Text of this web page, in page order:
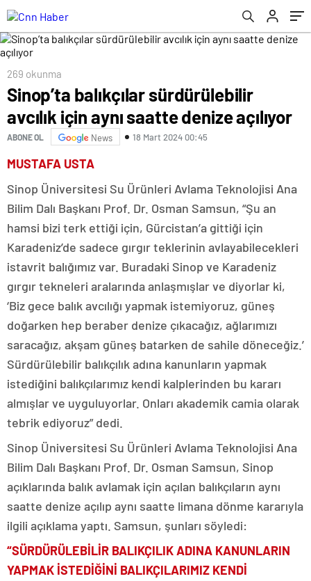
269 okunma
Sinop’ta balıkçılar sürdürülebilir
avcılık için aynı saatte denize açılıyor
ABONE OL News 18 Mart 2024 00:45
MUSTAFA USTA
Sinop Üniversitesi Su Ürünleri Avlama Teknolojisi Ana
Bilim Dalı Başkanı Prof. Dr. Osman Samsun, “Şu an
hamsi bizi terk ettiği için, Gürcistan’a gittiği için
Karadeniz’de sadece gırgır teklerinin avlayabilecekleri
istavrit balığımız var. Buradaki Sinop ve Karadeniz
gırgır tekneleri aralarında anlaşmışlar ve diyorlar ki,
‘Biz gece balık avcılığı yapmak istemiyoruz, güneş
doğarken hep beraber denize çıkacağız, ağlarımızı
saracağız, akşam güneş batarken de sahile döneceğiz.’
Sürdürülebilir balıkçılık adına kanunların yapmak
istediğini balıkçılarımız kendi kalplerinden bu kararı
almışlar ve uyguluyorlar. Onları akademik camia olarak
tebrik ediyoruz” dedi.
Sinop Üniversitesi Su Ürünleri Avlama Teknolojisi Ana
Bilim Dalı Başkanı Prof. Dr. Osman Samsun, Sinop
açıklarında balık avlamak için açılan balıkçıların aynı
saatte denize açılıp aynı saatte limana dönme kararıyla
ilgili açıklama yaptı. Samsun, şunları söyledi:
“SÜRDÜRÜLEBİLİR BALIKÇILIK ADINA KANUNLARIN
YAPMAK İSTEDİĞİNİ BALIKÇILARIMIZ KENDİ